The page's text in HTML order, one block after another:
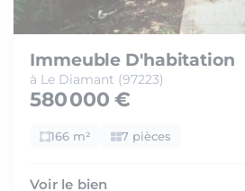
Immeuble D'habitation
à Le Diamant (97223)
580 000 €
166 m² 7 pièces
Voir le bien